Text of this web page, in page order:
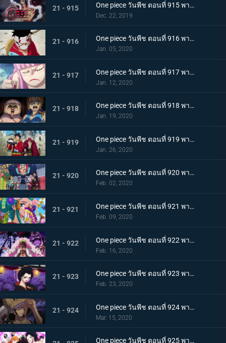
21 - 915 One piece วันพีช ตอนที่ 915 พากย์ไทย การทำลายล้าง! ท่าไม้ตายเผด็จศึกอัสนีแปดทิศ!
Dec. 22, 2019
21 - 916 One piece วันพีช ตอนที่ 916 พากย์ไทย ลูฟี่ผู้ถูกเย้ยหยัน นรกบนดินที่เหมืองนักโทษ
Jan. 05, 2020
21 - 917 One piece วันพีช ตอนที่ 917 พากย์ไทย ดินแดนศักดิ์สิทธิ์สั่นคลอน หนวดดำ 1 ใน 4 จักรพรรดิผู้ไม่เกรงกลัวใคร
Jan. 12, 2020
21 - 918 One piece วันพีช ตอนที่ 918 พากย์ไทย เริ่มดำเนินการ แผนการใหญ่โค่นล้มไคโด!
Jan. 19, 2020
21 - 919 One piece วันพีช ตอนที่ 919 พากย์ไทย ความโกลาหล! นักโทษลูฟี่กับคิด!
Jan. 26, 2020
21 - 920 One piece วันพีช ตอนที่ 920 พากย์ไทย ร้านสุดดัง! โซบะหมายเลข 18 ของซันจิ!
Feb. 02, 2020
21 - 921 One piece วันพีช ตอนที่ 921 พากย์ไทย ความงดงามตระการตา สาวงามแห่งประเทศวาโนะ โคมุราซากิ
Feb. 09, 2020
21 - 922 One piece วันพีช ตอนที่ 922 พากย์ไทย ตำนานลูกผู้ชาย! การเดินทางของโซโลและโทโนะยาสุ!
Feb. 16, 2020
21 - 923 One piece วันพีช ตอนที่ 923 พากย์ไทย สถานการณ์ฉุกเฉิน บิ๊กมัมย่างกรายสู่วาโนะ!
Feb. 23, 2020
21 - 924 One piece วันพีช ตอนที่ 924 พากย์ไทย เมืองในความโกลาหล! นักฆ่าหน้าใหม่ที่หมายหัวซันจิ
Mar. 15, 2020
One piece วันพีช ตอนที่ 925 พากย์ไทย การต่อสู้ครั้งใหญ่! ผู้พิทักษ์หน้ากากโซบะ!